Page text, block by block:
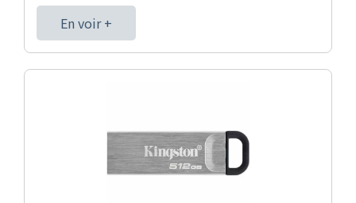
En voir +